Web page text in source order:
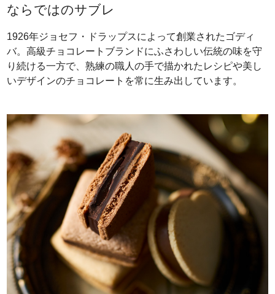
ならではのサブレ
1926年ジョセフ・ドラップスによって創業されたゴディ
バ。高級チョコレートブランドにふさわしい伝統の味を守
り続ける一方で、熟練の職人の手で描かれたレシピや美し
いデザインのチョコレートを常に生み出しています。